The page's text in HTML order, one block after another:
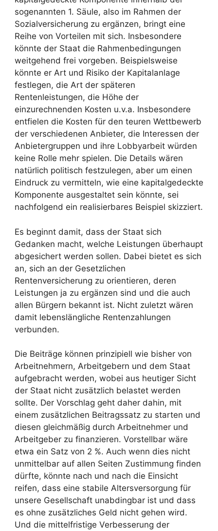
sogenannten 1. Säule, also im Rahmen der
Sozialversicherung zu ergänzen, bringt eine
Reihe von Vorteilen mit sich. Insbesondere
könnte der Staat die Rahmenbedingungen
weitgehend frei vorgeben. Beispielsweise
könnte er Art und Risiko der Kapitalanlage
festlegen, die Art der späteren
Rentenleistungen, die Höhe der
einzurechnenden Kosten u.v.a. Insbesondere
entfielen die Kosten für den teuren Wettbewerb
der verschiedenen Anbieter, die Interessen der
Anbietergruppen und ihre Lobbyarbeit würden
keine Rolle mehr spielen. Die Details wären
natürlich politisch festzulegen, aber um einen
Eindruck zu vermitteln, wie eine kapitalgedeckte
Komponente ausgestaltet sein könnte, sei
nachfolgend ein realisierbares Beispiel skizziert.
Es beginnt damit, dass der Staat sich
Gedanken macht, welche Leistungen überhaupt
abgesichert werden sollen. Dabei bietet es sich
an, sich an der Gesetzlichen
Rentenversicherung zu orientieren, deren
Leistungen ja zu ergänzen sind und die auch
allen Bürgern bekannt ist. Nicht zuletzt wären
damit lebenslängliche Rentenzahlungen
verbunden.
Die Beiträge können prinzipiell wie bisher von
Arbeitnehmern, Arbeitgebern und dem Staat
aufgebracht werden, wobei aus heutiger Sicht
der Staat nicht zusätzlich belastet werden
sollte. Der Vorschlag geht daher dahin, mit
einem zusätzlichen Beitragssatz zu starten und
diesen gleichmäßig durch Arbeitnehmer und
Arbeitgeber zu finanzieren. Vorstellbar wäre
etwa ein Satz von 2 %. Auch wenn dies nicht
unmittelbar auf allen Seiten Zustimmung finden
dürfte, könnte nach und nach die Einsicht
reifen, dass eine stabile Altersversorgung für
unsere Gesellschaft unabdingbar ist und dass
es ohne zusätzliches Geld nicht gehen wird.
Und die mittelfristige Verbesserung der